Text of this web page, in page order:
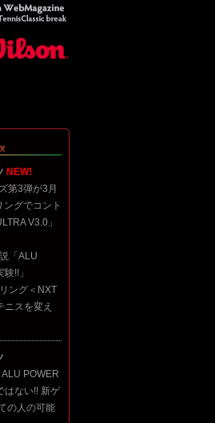
NEW!
第3弾が3月
グでコント
V3.0」
「ALU
!!」
ング＜NXT
ニスを変え
POWER
はない!! 新ゲ
の人の可能